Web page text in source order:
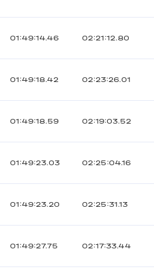
01:49:14.46 02:21:12.80
01:49:18.42 02:23:26.01
01:49:18.59 02:19:03.52
01:49:23.03 02:25:04.16
01:49:23.20 02:25:31.13
01:49:27.75 02:17:33.44